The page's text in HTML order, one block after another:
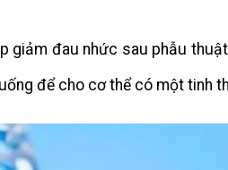
giảm đau nhức sau phẫu
để cho cơ thể có một tinh